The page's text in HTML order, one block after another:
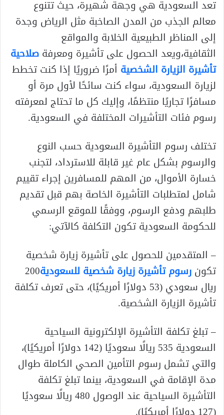
تعد السعودية هي وجهة شهيرة، حيث تتنوع
معالم الجذب من المدن الصاخبة مثل الرياض وجدة
إلى المناظر الطبيعية الخلابة والمواقع
الثقافية،ويعد الحصول على تأشيرة ومعرفةصلاحية
تأشيرة الزيارة الشخصية أمرًا ضروريًا إذا كنت تخطط
لزيارة السعودية، سواء كنت سائحًا لأول مرة أو
مسافرًا تجاريًا منتظمًا، وإليك كل ما تحتاج لمعرفته
رسوم فئات التأشيرات المختلفة في السعودية.
تختلف رسوم التأشيرة السعودية حسب النوع
والرسوم بشكل عام غير قابلة للاسترداد، لتجنب
خسارة الأموال، من المهم للمسافرين إجراء تقييم
شامل لمتطلبات التأشيرة الخاصة بهم قبل تقديم
طلبهم ودفع الرسوم، ووفقًا للموقع الرسمي
للحكومة السعودية تكون التكلفة كالآتي:
– المتقدمين للحصول على تأشيرة زيارة شخصية
تكونرسوم تأشيرة زيارة شخصية للسعودية200
ريال سعودي (53 دولارًا أمريكيًا)، حتى تعرف تكلفة
تأشيرة الزيارة الشخصية.
– تبلغ تكلفة التأشيرة الإلكترونية السياحية
السعودية 535 ريالًا سعوديًا (142 دولارًا أمريكيًا)،
والتي تشمل رسوم التأمين الصحي الكاملة طوال
مدة الإقامة في السعودية، بينما تبلغ تكلفة
التأشيرة السياحية عند الوصول 480 ريالًا سعوديًا